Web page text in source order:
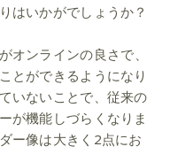
はいかがでしょうか？
オンラインの良さで、
とができるようになり
いないことで、従来の
が機能しづらくなりま
ー像は大きく2点にお